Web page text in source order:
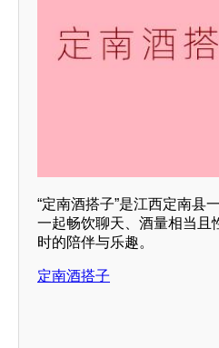
“定南酒搭子”是江西定南县
一起畅饮聊天、酒量相当且
时的陪伴与乐趣。
定南酒搭子